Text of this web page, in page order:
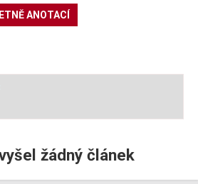
ANOTACÍ
žádný článek